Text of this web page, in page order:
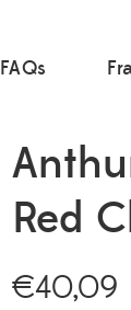
FAQs
Red
€40,09